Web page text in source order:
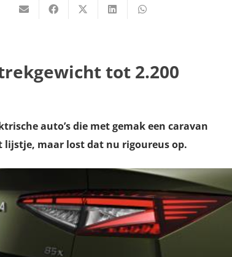
tot 2.200
auto’s die met gemak een caravan
maar lost dat nu rigoureus op.